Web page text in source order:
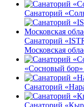
Санаторий
Санаторий
Московская
«Сосновый
Санаторий